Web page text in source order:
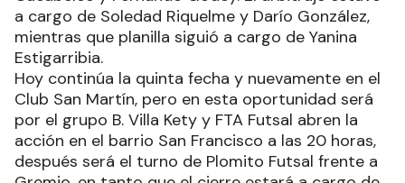
a cargo de Soledad Riquelme y Darío González,
mientras que planilla siguió a cargo de Yanina
Estigarribia.
Hoy continúa la quinta fecha y nuevamente en el
Club San Martín, pero en esta oportunidad será
por el grupo B. Villa Kety y FTA Futsal abren la
acción en el barrio San Francisco a las 20 horas,
después será el turno de Plomito Futsal frente a